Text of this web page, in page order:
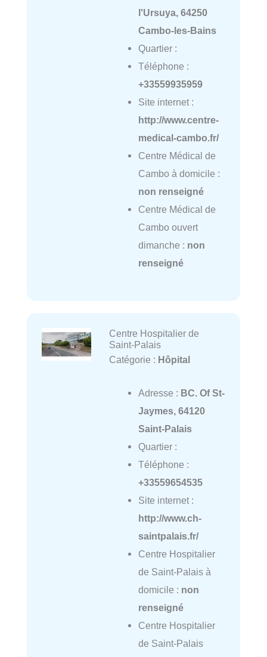
l'Ursuya, 64250
Cambo-les-Bains
Quartier :
Téléphone :
+33559935959
Site internet :
http://www.centre-
medical-cambo.fr/
Centre Médical de
Cambo à domicile :
non renseigné
Centre Médical de
Cambo ouvert
dimanche : non
renseigné
Centre Hospitalier de
Saint-Palais
Catégorie : Hôpital
Adresse : BC. Of St-
Jaymes, 64120
Saint-Palais
Quartier :
Téléphone :
+33559654535
Site internet :
http://www.ch-
saintpalais.fr/
Centre Hospitalier
de Saint-Palais à
domicile : non
renseigné
Centre Hospitalier
de Saint-Palais